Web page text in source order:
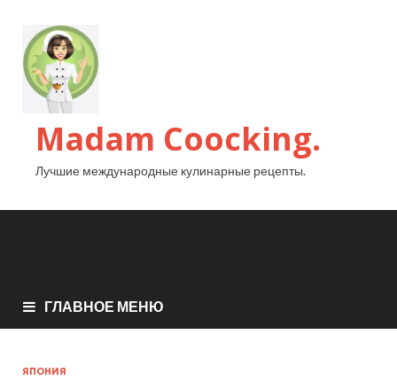
Madam Coocking.
Лучшие международные кулинарные рецепты.
ГЛАВНОЕ МЕНЮ
ЯПОНИЯ